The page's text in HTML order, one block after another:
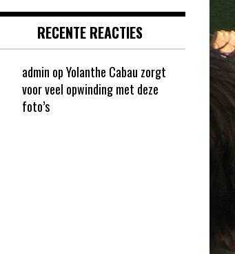
RECENTE REACTIES
admin opYolanthe Cabau zorgt
voor veel opwinding met deze
foto’s